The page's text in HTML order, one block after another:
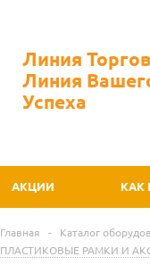
Линия
Линия
Успеха
АКЦИИ КАК
Главная - Каталог
ПЛАСТИКОВЫЕ РАМКИ И